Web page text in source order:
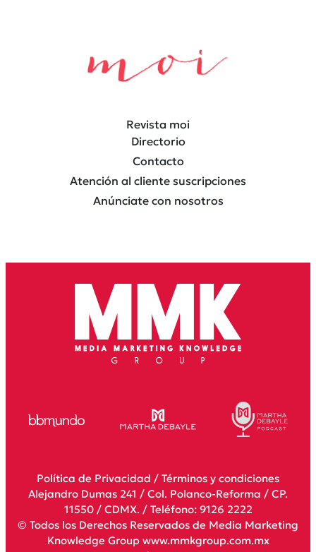
Revista moi
Directorio
Contacto
Atención al cliente suscripciones
Anúnciate con nosotros
Política de Privacidad / Términos y condiciones
Alejandro Dumas 241 / Col. Polanco-Reforma / CP.
11550 / CDMX. / Teléfono: 9126 2222
© Todos los Derechos Reservados de Media Marketing
Knowledge Group www.mmkgroup.com.mx